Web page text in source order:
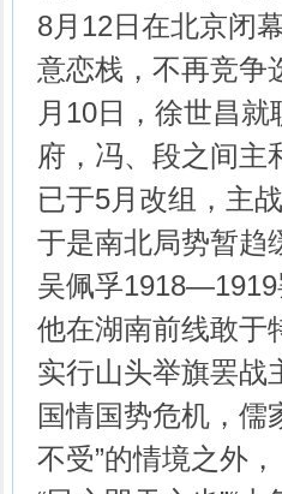
8月12日在北京闭
意恋栈，不再竞争
月10日，徐世昌
府，冯、段之间主
已于5月改组，主
于是南北局势暂趋
吴佩孚
他在湖南前线敢于
实行山头举旗罢战
国情国势危机，儒
不受”的情境之外，